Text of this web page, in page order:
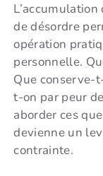
de désordre
opération
personnelle.
Que conserve-
t-on par peur
aborder ces
devienne un
contrainte.